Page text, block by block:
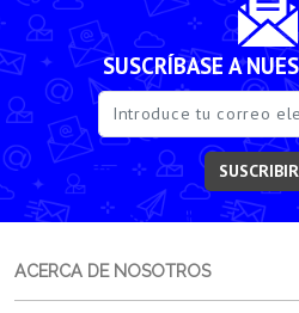
SUSCRÍBASE A
ACERCA DE NOSOTROS